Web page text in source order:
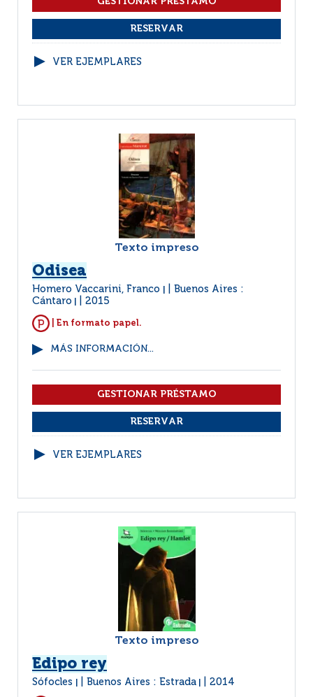
VER EJEMPLARES
Texto impreso
Odisea
Homero Vaccarini, Franco
Buenos Aires :
Cántaro
2015
| En formato papel.
MÁS INFORMACIÓN...
VER EJEMPLARES
Texto impreso
Edipo rey
Sófocles Buenos Aires : Estrada 2014